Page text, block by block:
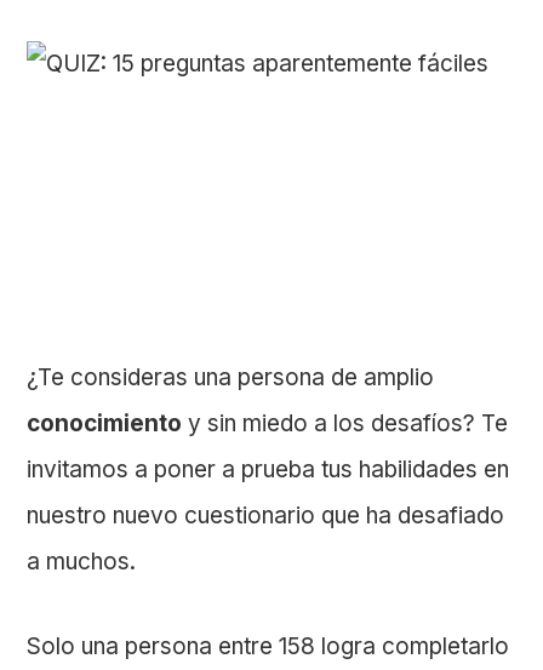
¿Te consideras una persona de amplio
conocimiento y sin miedo a los desafíos? Te
invitamos a poner a prueba tus habilidades en
nuestro nuevo cuestionario que ha desafiado
a muchos.
Solo una persona entre 158 logra completarlo